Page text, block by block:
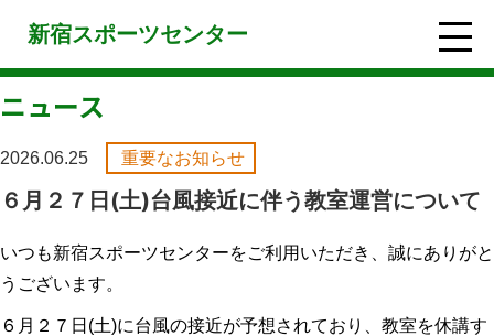
新宿スポーツセンター
ニュース
2026.06.25 重要なお知らせ
６月２７日(土)台風接近に伴う教室運営について
いつも新宿スポーツセンターをご利用いただき、誠にありがと
うございます。
６月２７日(土)に台風の接近が予想されており、教室を休講す